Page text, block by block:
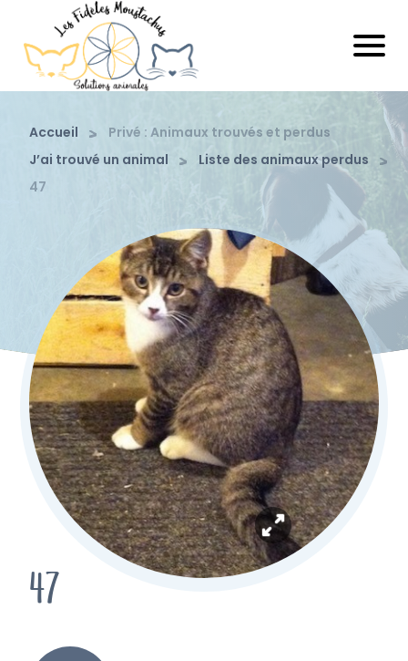
Accueil
Privé : Animaux trouvés et perdus
J’ai trouvé un animal
Liste des animaux perdus
47
47